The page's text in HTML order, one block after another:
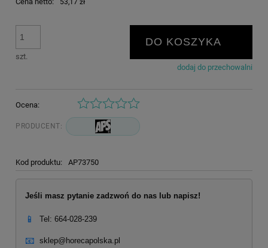
53,17 zł
szt.
DO KOSZYKA
dodaj do przechowalni
Ocena:
PRODUCENT:
Kod produktu: AP73750
Jeśli masz pytanie zadzwoń do nas lub napisz!
📱 Tel: 664-028-239
📧 sklep@horecapolska.pl